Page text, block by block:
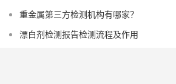
重金属第三方检测机构有哪家？
漂白剂检测报告检测流程及作用